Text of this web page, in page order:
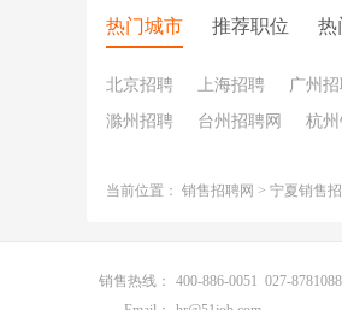
热门城市 推荐职位 热
北京招聘 上海招聘 广州
滁州招聘
台州招聘网 杭
当前位置： 销售招聘网 > 宁夏销售
销售热线：
400-886-0051 027-